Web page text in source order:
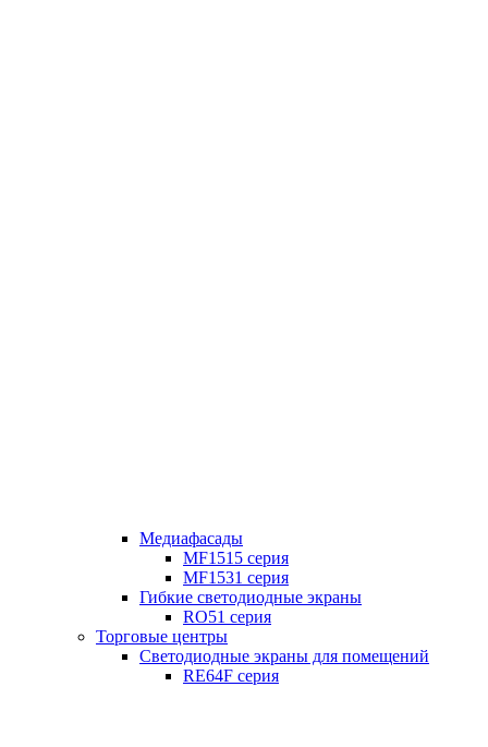
Медиафасады
MF1515 серия
MF1531 серия
Гибкие светодиодные экраны
RO51 серия
Торговые центры
Светодиодные экраны для помещений
RE64F серия